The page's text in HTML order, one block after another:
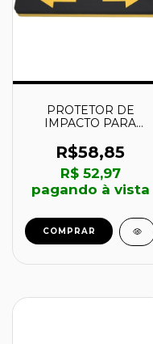
PROTETOR DE
IMPACTO PARA
- TRAMONTINA
R$58,85
R$ 52,97
pagando à vista